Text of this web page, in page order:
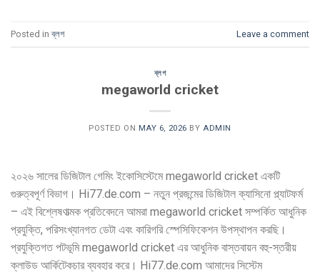
Posted inব্লগ Leave a comment
ব্লগ
megaworld cricket
POSTED ON MAY 6, 2026 BYADMIN
২০২৬ সালের ডিজিটাল গেমিং ইকোসিস্টেমে megaworld cricket একটি
গুরুত্বপূর্ণ বিভাগ। Hi77.de.com – নতুন প্রজন্মের ডিজিটাল ক্যাসিনো প্ল্যাটফর্ম
– এই বিশ্লেষণাত্মক প্রতিবেদনে আমরা megaworld cricket সম্পর্কিত আধুনিক
প্রযুক্তি, পরিসংখ্যানগত ডেটা এবং কারিগরি স্পেসিফিকেশন উপস্থাপন করছি।
প্রযুক্তিগত পটভূমি megaworld cricket এর আধুনিক বাস্তবায়ন বহু-স্তরীয়
ক্লাউড আর্কিটেকচার ব্যবহার করে। Hi77.de.com আমাদের সিস্টেম